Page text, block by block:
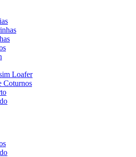
Loafer
Coturnos